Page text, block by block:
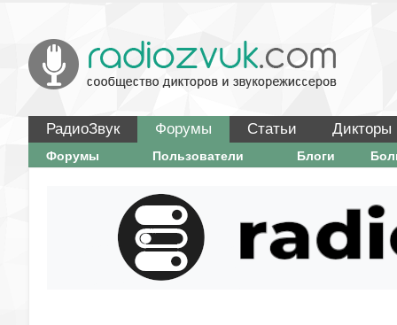
РадиоЗвук Форумы Статьи Дикторы
Форумы Пользователи Блоги